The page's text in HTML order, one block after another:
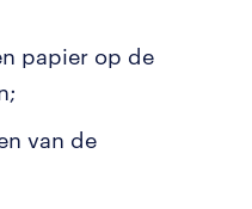
papier op de
van de